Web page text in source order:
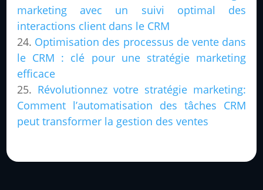
marketing avec un suivi optimal des
interactions client dans le CRM
Optimisation des processus de vente dans
le CRM : clé pour une stratégie marketing
efficace
Révolutionnez votre stratégie marketing:
Comment l’automatisation des tâches CRM
peut transformer la gestion des ventes